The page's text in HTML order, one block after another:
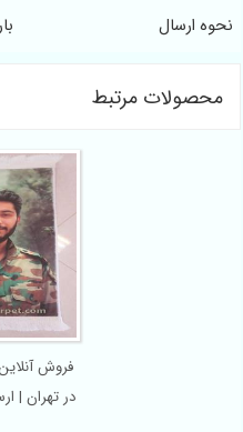
مرتبط
فروش آنلاین
در تهران | ارسال